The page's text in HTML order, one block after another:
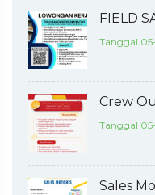
FIELD
Tanggal
Crew
Tanggal
Sales